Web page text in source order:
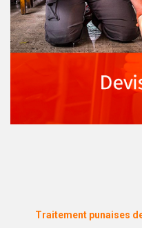
Traitement punaises